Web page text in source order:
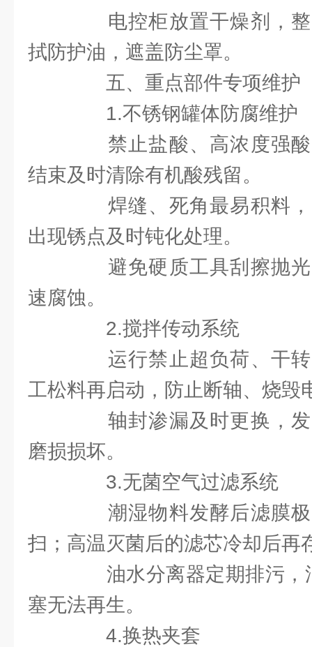
电控柜放置干燥剂，整
拭防护油，遮盖防尘罩。
五、重点部件专项维护
1.不锈钢罐体防腐维护
禁止盐酸、高浓度强酸
结束及时清除有机酸残留。
焊缝、死角最易积料，
出现锈点及时钝化处理。
避免硬质工具刮擦抛光
速腐蚀。
2.搅拌传动系统
运行禁止超负荷、干转
工松料再启动，防止断轴、烧毁
轴封渗漏及时更换，发
磨损损坏。
3.无菌空气过滤系统
潮湿物料发酵后滤膜极
扫；高温灭菌后的滤芯冷却后再
油水分离器定期排污，
塞无法再生。
4.换热夹套